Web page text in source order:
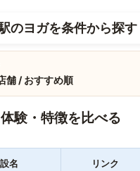
のヨガを条件から探す
舗 / おすすめ順
験・特徴を比べる
名 リンク